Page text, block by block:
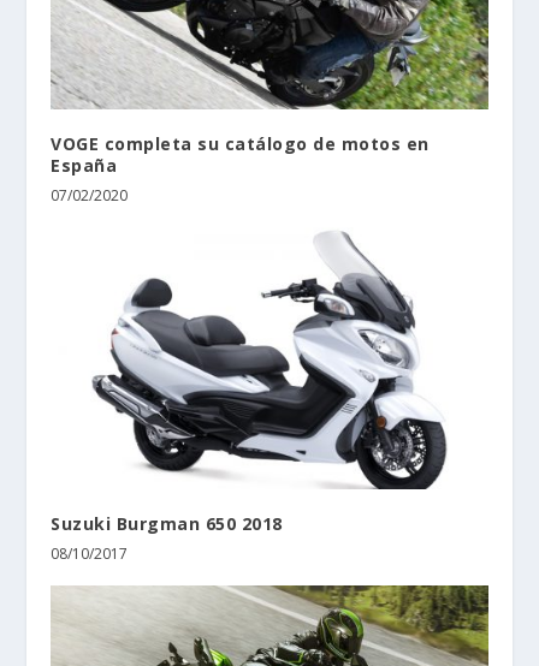
VOGE completa su catálogo de motos en
España
07/02/2020
Suzuki Burgman 650 2018
08/10/2017